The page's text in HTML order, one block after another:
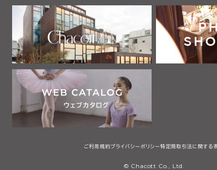
ご利用規約プライバシーポリシー 特定商取引法に関する
© Chacott Co., Ltd.